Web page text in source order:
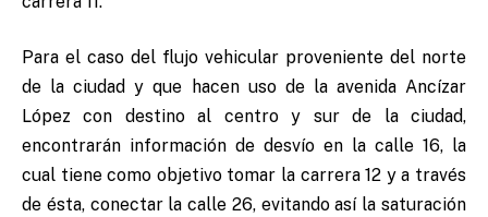
Para el caso del flujo vehicular proveniente del norte
de la ciudad y que hacen uso de la avenida Ancízar
López con destino al centro y sur de la ciudad,
encontrarán información de desvío en la calle 16, la
cual tiene como objetivo tomar la carrera 12 y a través
de ésta, conectar la calle 26, evitando así la saturación